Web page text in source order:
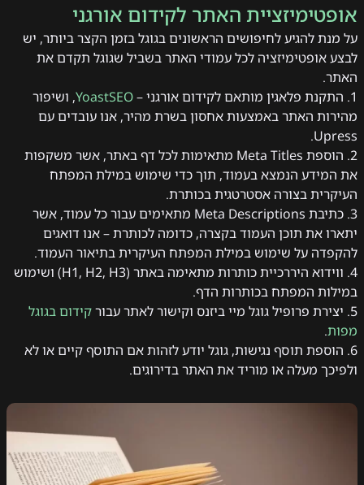
אופטימיזציית האתר לקידום אורגני
על מנת להגיע לחיפושים הראשונים בגוגל בזמן הקצר ביותר, יש
לבצע אופטימיזציה לכל עמודי האתר בשביל שגוגל תקדם את
האתר.
1. התקנת פלאגין מותאם לקידום אורגני –
YoastSEO, ושיפור
מהירות האתר באמצעות אחסון בשרת מהיר, אנו עובדים עם
Upress.
2. הוספת Meta Titles מתאימות לכל דף באתר, אשר משקפות
את המידע הנמצא בעמוד, תוך כדי שימוש במילת המפתח
העיקרית בצורה אסטרטגית בכותרת.
3. כתיבת Meta Descriptions מתאימים עבור כל עמוד, אשר
יתארו את תוכן העמוד בקצרה, כדומה לכותרת – אנו דואגים
להקפדה על שימוש במילת המפתח העיקרית בתיאור העמוד.
4. ווידוא היררכיית כותרות מתאימה באתר (H1, H2, H3) ושימוש
במילות המפתח בכותרות הדף.
5. יצירת פרופיל גוגל מיי ביזנס וקישור לאתר עבור
קידום בגוגל
מפות.
6. הוספת תוסף נגישות, גוגל יודע לזהות אם התוסף קיים או לא
ולפיכך מעלה או מוריד את האתר בדירוגים.